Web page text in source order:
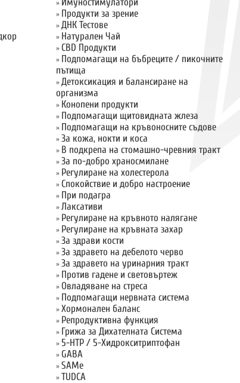
»
» Продукти за зрение
» ДНК Тестове
» Натурален Чай
» CBD Продукти
» Подпомагащи на бъбреците / пикочните
пътища
» Детоксикация и балансиране на
организма
» Конопени продукти
» Подпомагащи щитовидната жлеза
» Подпомагащи на кръвоносните съдове
» За кожа, нокти и коса
» В подкрепа на стомашно-чревния тракт
» За по-добро храносмилане
» Регулиране на холестерола
» Спокойствие и добро настроение
» При подагра
» Лаксативи
» Регулиране на кръвното налягане
» Регулиране на кръвната захар
» За здрави кости
» За здравето на дебелото черво
» За здравето на уринарния тракт
» Против гадене и световъртеж
» Овладяване на стреса
» Подпомагащи нервната система
» Хормонален баланс
» Репродуктивна функция
» Грижа за Дихателната Система
» 5-HTP / 5-Хидрокситриптофан
» GABA
» SAMe
» TUDCA